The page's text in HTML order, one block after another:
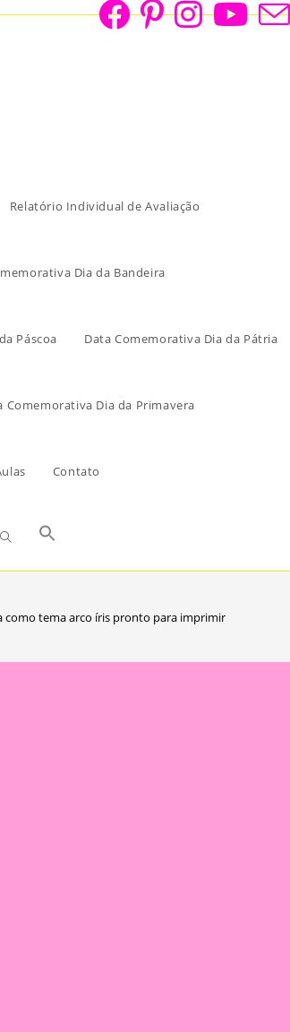
Relatório Individual de Avaliação
Dia da Bandeira
Páscoa Data Comemorativa Dia da Pátria
Comemorativa Dia da Primavera
Contato
como tema arco íris pronto para imprimir